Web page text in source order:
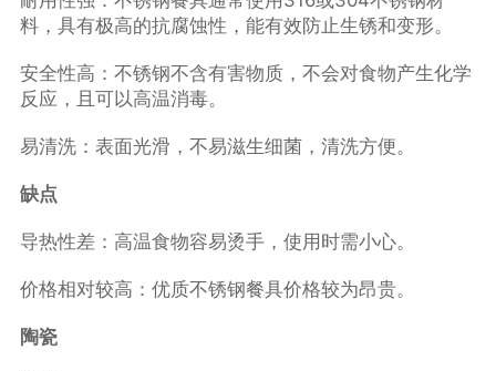
料，具有极高的抗腐蚀性，能有效防止生锈和变形。
安全性高：不锈钢不含有害物质，不会对食物产生化学
反应，且可以高温消毒。
易清洗：表面光滑，不易滋生细菌，清洗方便。
缺点
导热性差：高温食物容易烫手，使用时需小心。
价格相对较高：优质不锈钢餐具价格较为昂贵。
陶瓷